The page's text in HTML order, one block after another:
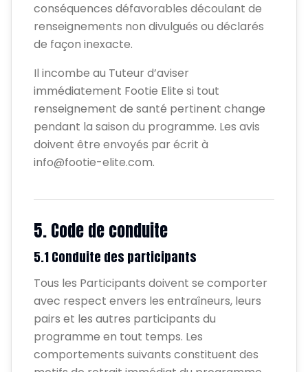
conséquences défavorables découlant de
renseignements non divulgués ou déclarés
de façon inexacte.
Il incombe au Tuteur d’aviser
immédiatement Footie Elite si tout
renseignement de santé pertinent change
pendant la saison du programme. Les avis
doivent être envoyés par écrit à
info@footie-elite.com.
5. Code de conduite
5.1 Conduite des participants
Tous les Participants doivent se comporter
avec respect envers les entraîneurs, leurs
pairs et les autres participants du
programme en tout temps. Les
comportements suivants constituent des